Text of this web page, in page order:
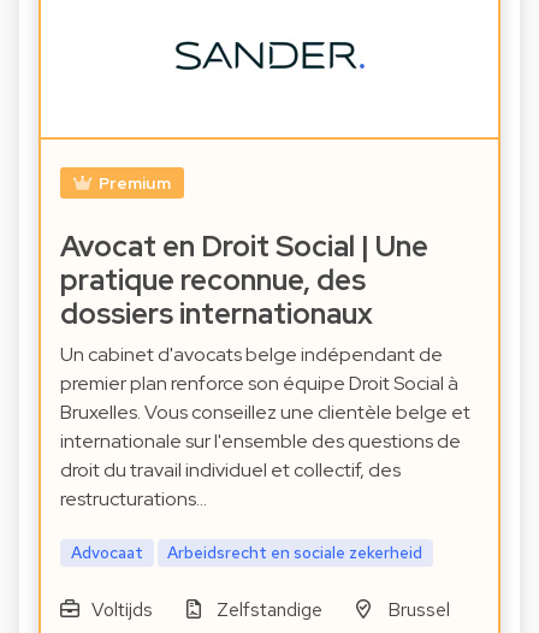
Premium
Avocat en Droit Social | Une
pratique reconnue, des
dossiers internationaux
Un cabinet d'avocats belge indépendant de
premier plan renforce son équipe Droit Social à
Bruxelles. Vous conseillez une clientèle belge et
internationale sur l'ensemble des questions de
droit du travail individuel et collectif, des
restructurations…
Advocaat Arbeidsrecht en sociale zekerheid
Voltijds Zelfstandige
Brussel